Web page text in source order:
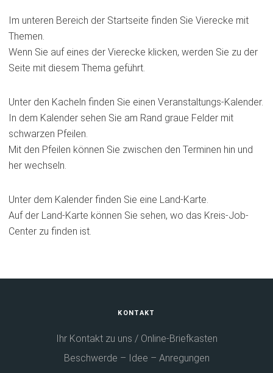
Im unteren Bereich der Startseite finden Sie Vierecke mit
Themen.
Wenn Sie auf eines der Vierecke klicken, werden Sie zu der
Seite mit diesem Thema geführt.
Unter den Kacheln finden Sie einen Veranstaltungs-Kalender.
In dem Kalender sehen Sie am Rand graue Felder mit
schwarzen Pfeilen.
Mit den Pfeilen können Sie zwischen den Terminen hin und
her wechseln.
Unter dem Kalender finden Sie eine Land-Karte.
Auf der Land-Karte können Sie sehen, wo das Kreis-Job-
Center zu finden ist.
KONTAKT
Ihr Kontakt zu uns / Online-Briefkasten
Beschwerde – Idee – Anregungen